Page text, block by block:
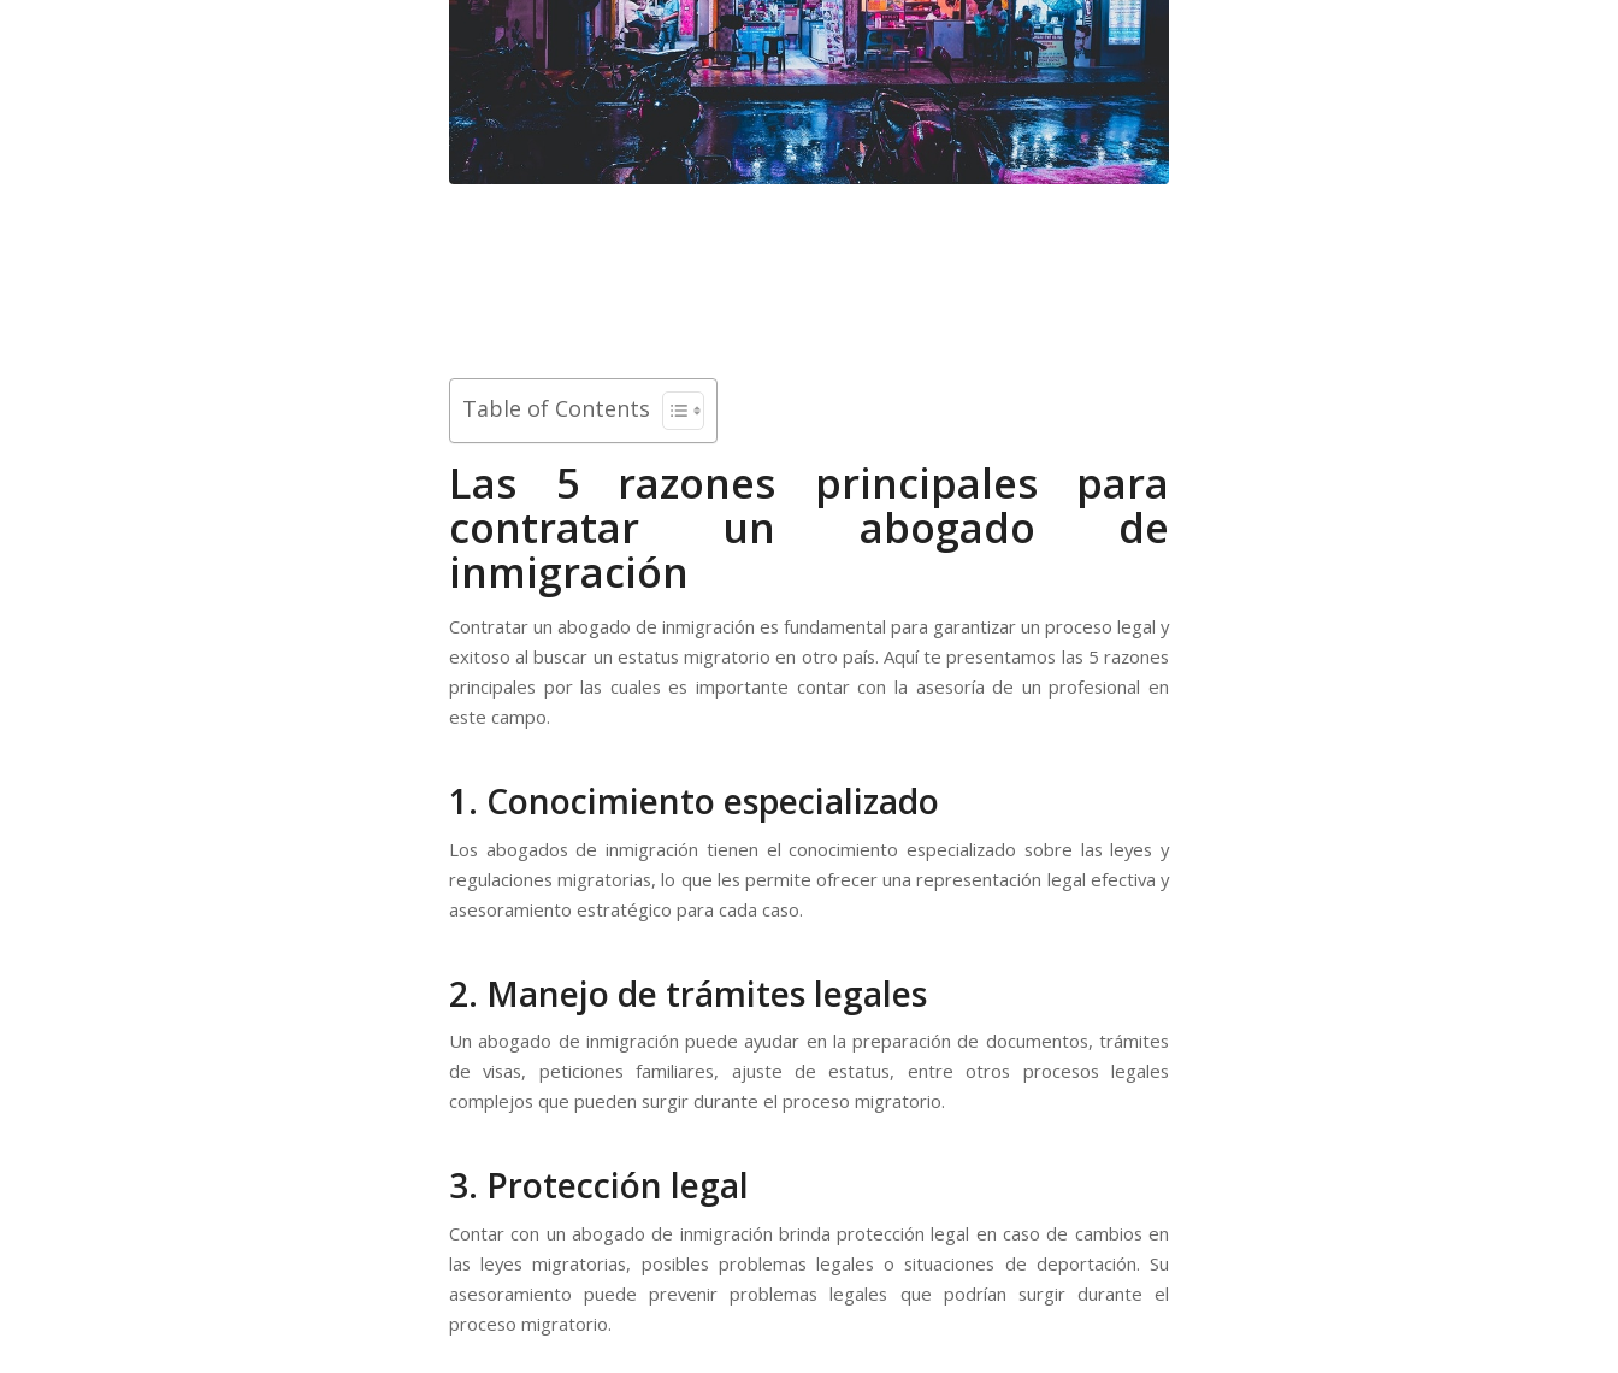
Table of Contents
Las 5 razones principales para
contratar un abogado de
inmigración
Contratar un abogado de inmigración es fundamental para garantizar un proceso legal y
exitoso al buscar un estatus migratorio en otro país. Aquí te presentamos las 5 razones
principales por las cuales es importante contar con la asesoría de un profesional en
este campo.
1. Conocimiento especializado
Los abogados de inmigración tienen el conocimiento especializado sobre las leyes y
regulaciones migratorias, lo que les permite ofrecer una representación legal efectiva y
asesoramiento estratégico para cada caso.
2. Manejo de trámites legales
Un abogado de inmigración puede ayudar en la preparación de documentos, trámites
de visas, peticiones familiares, ajuste de estatus, entre otros procesos legales
complejos que pueden surgir durante el proceso migratorio.
3. Protección legal
Contar con un abogado de inmigración brinda protección legal en caso de cambios en
las leyes migratorias, posibles problemas legales o situaciones de deportación. Su
asesoramiento puede prevenir problemas legales que podrían surgir durante el
proceso migratorio.